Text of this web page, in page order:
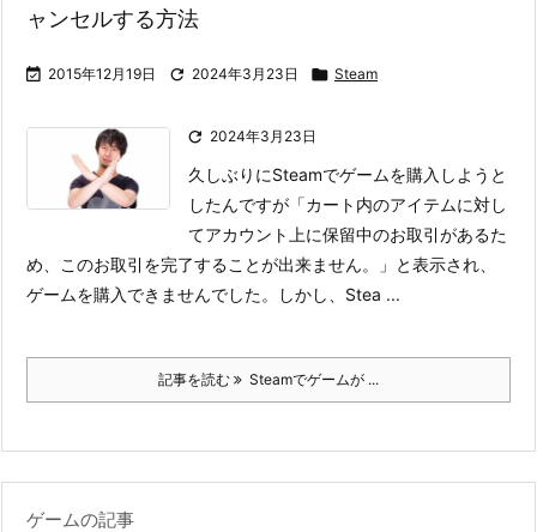
ャンセルする方法
 2015年12月19日  2024年3月23日  Steam
 2024年3月23日
久しぶりにSteamでゲームを購入しようと
したんですが「カート内のアイテムに対し
てアカウント上に保留中のお取引があるた
め、このお取引を完了することが出来ません。」と表示され、
ゲームを購入できませんでした。
しかし、Stea ...
記事を読む Steamでゲームが ...
ゲームの記事